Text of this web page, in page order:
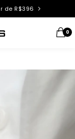
de R$396
0